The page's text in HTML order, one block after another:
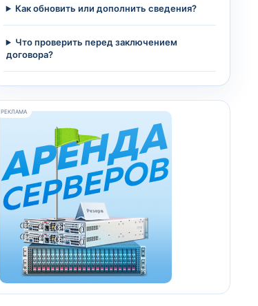
Как обновить или дополнить сведения?
Что проверить перед заключением
договора?
РЕКЛАМА